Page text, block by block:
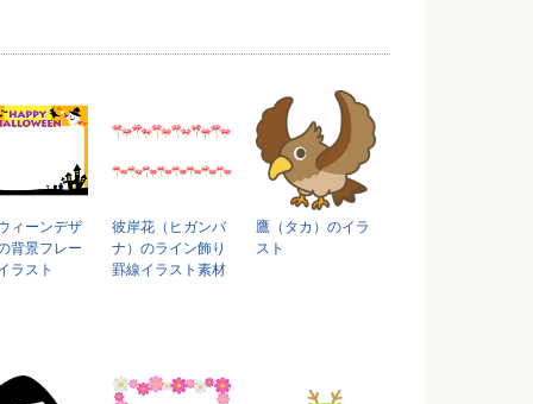
ィーンデザ
背景フレー
ラスト
彼岸花（ヒガンバ
ナ）のライン飾り
罫線イラスト素材
鷹（タカ）のイラ
スト